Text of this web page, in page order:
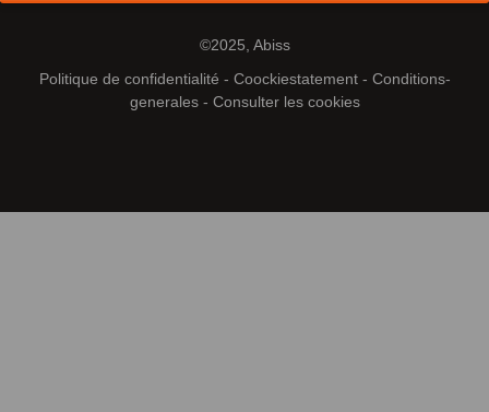
©2025, Abiss
Politique de confidentialité - Coockiestatement- Conditions-
generales- Consulter les cookies